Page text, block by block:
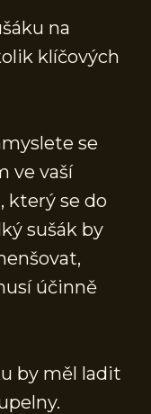
na
klíčových
se
ve vaší
který se do
sušák by
účinně
by měl ladit